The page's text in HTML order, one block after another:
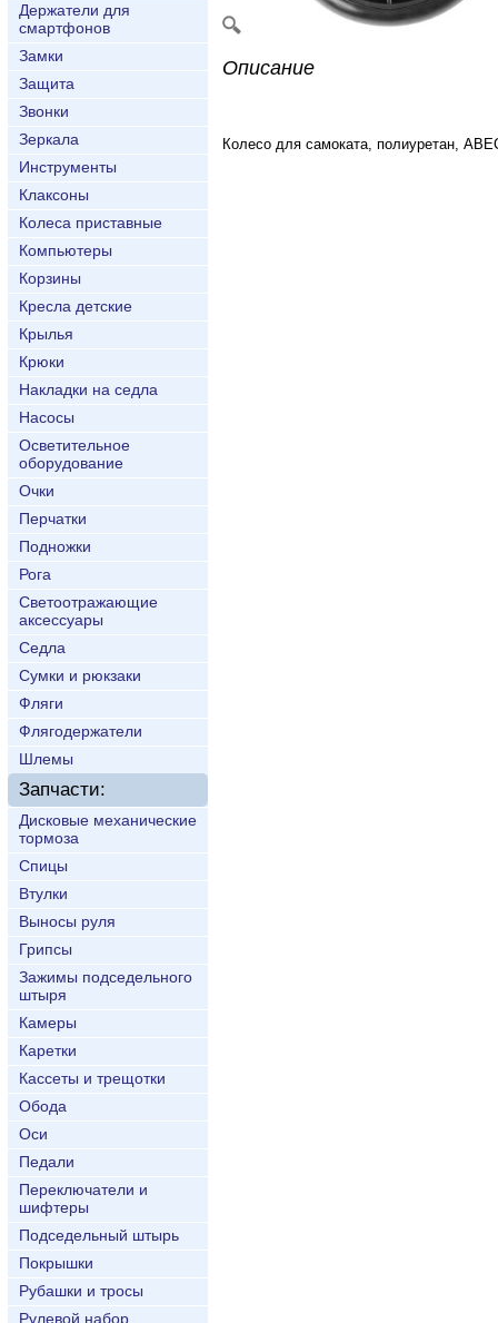
Держатели для
смартфонов
Замки
Защита
Звонки
Зеркала
Инструменты
Клаксоны
Колеса приставные
Компьютеры
Корзины
Кресла детские
Крылья
Крюки
Накладки на седла
Насосы
Осветительное
оборудование
Очки
Перчатки
Подножки
Рога
Светоотражающие
аксессуары
Седла
Сумки и рюкзаки
Фляги
Флягодержатели
Шлемы
Запчасти:
Дисковые механические
тормоза
Спицы
Втулки
Выносы руля
Грипсы
Зажимы подседельного
штыря
Камеры
Каретки
Кассеты и трещотки
Обода
Оси
Педали
Переключатели и
шифтеры
Подседельный штырь
Покрышки
Рубашки и тросы
Рулевой набор
Описание
Колесо для самоката, полиуретан,